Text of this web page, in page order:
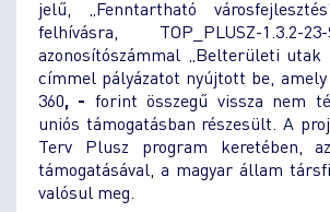
jelű, „Fenntartható
felhívásra, TOP_PLUSZ-1.3.2-23-
azonosítószámmal „Belterületi utak
címmel pályázatot nyújtott be, amely
360, - forint összegű vissza nem
uniós támogatásban részesült. A
Terv Plusz program keretében,
támogatásával, a magyar állam
valósul meg.